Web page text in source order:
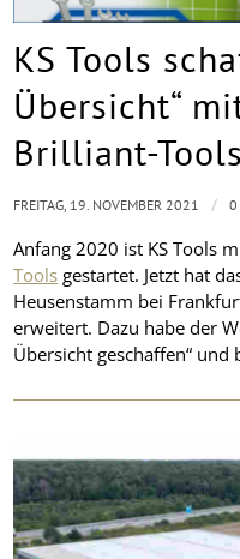
KS Tools
Übersicht“
Brilliant-
Anfang 2020 ist KS Tools
Tools gestartet. Jetzt hat
Heusenstamm bei
erweitert. Dazu habe der
Übersicht geschaffen“
FREITAG, 19. NOVEMBER 2021 / 0